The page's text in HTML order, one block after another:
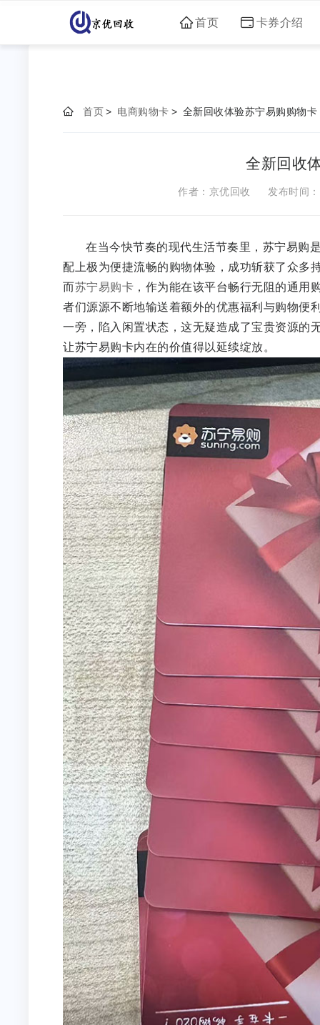
首页 卡券介绍
首页> 电商购物卡 > 全新回收体验苏宁易购购物卡
全新回收
作者：京优回收 发布时间
在当今快节奏的现代生活节奏里，苏宁易购
配上极为便捷流畅的购物体验，成功斩获了众多
而苏宁易购卡 ，作为能在该平台畅行无阻的通用
者们源源不断地输送着额外的优惠福利与购物便
一旁，陷入闲置状态，这无疑造成了宝贵资源的
让苏宁易购卡内在的价值得以延续绽放。